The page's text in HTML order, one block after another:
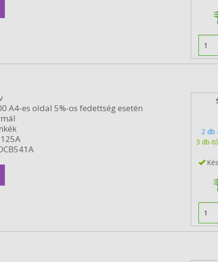
A4-es oldal 5%-os fedettség esetén
2 db
3 db-